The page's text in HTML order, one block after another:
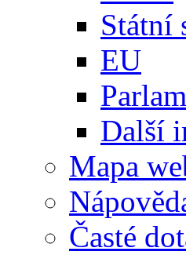
Státní
EU
Další
Mapa
Časté